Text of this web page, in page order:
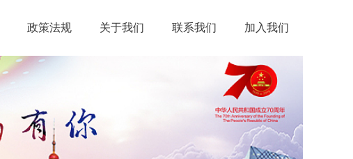
政策法规 关于我们 联系我们 加入我们